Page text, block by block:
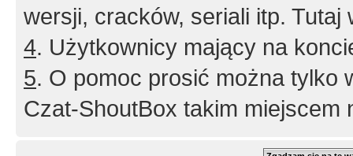
wersji, cracków, seriali itp. Tutaj
4. Użytkownicy mający na
5. O pomoc prosić można tylko
Czat-ShoutBox takim miejscem